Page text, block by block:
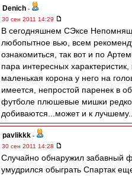
Denich -
30 сен 2011 14:29
В сегодняшнем СЭксе
любопытное вью, всем
ознакомиться, так вот и по
пара интересных
маленькая корона у него на
имеется, непростой паренек в
футболе плюшевые мишки редко
добиваются...может и к лучшему...
pavlikkk -
30 сен 2011 14:28
Случайно обнаружил забавный
умудрился обыграть Спартак